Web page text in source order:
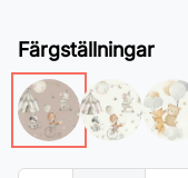
Färgställningar